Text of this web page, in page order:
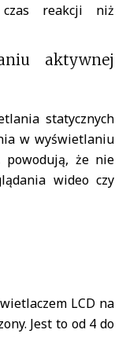
reakcji niż
aktywnej
statycznych
w wyświetlaniu
powodują, że nie
wideo czy
LCD na
Jest to od 4 do